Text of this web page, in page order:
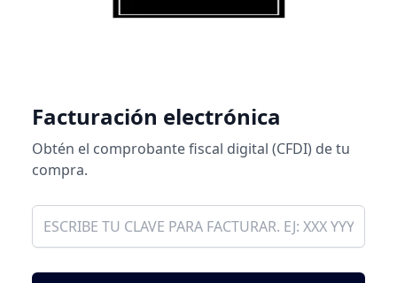
Facturación electrónica
Obtén el comprobante fiscal digital (CFDI) de tu
compra.